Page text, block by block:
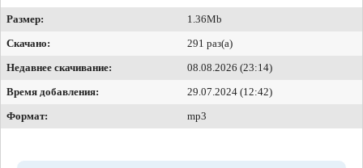
Размер:
1.36Mb
Скачано:
291 раз(а)
Недавнее скачивание:
08.08.2026 (23:14)
Время добавления:
29.07.2024 (12:42)
Формат:
mp3